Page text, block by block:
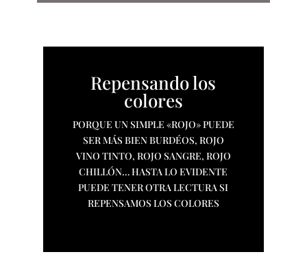
Repensando los
colores
PORQUE UN SIMPLE «ROJO» PUEDE
SER MÁS BIEN BURDÉOS, ROJO
VINO TINTO, ROJO SANGRE, ROJO
CHILLÓN… HASTA LO EVIDENTE
PUEDE TENER OTRA LECTURA SI
REPENSAMOS LOS COLORES